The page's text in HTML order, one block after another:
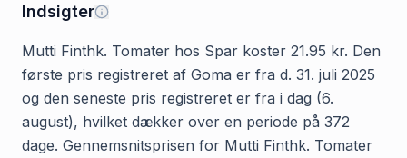
Indsigter
Mutti Finthk. Tomater hos Spar koster 21.95 kr. Den
første pris registreret af Goma er fra d. 31. juli 2025
og den seneste pris registreret er fra i dag (6.
august), hvilket dækker over en periode på 372
dage. Gennemsnitsprisen for Mutti Finthk. Tomater